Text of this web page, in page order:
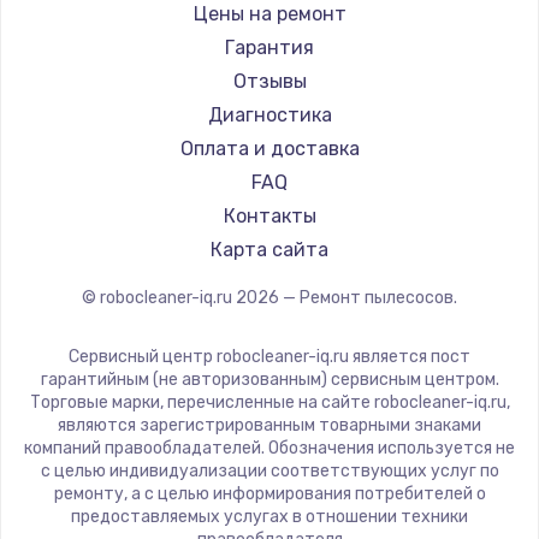
Заказать
Замена шим-контроллера
3900 руб.
Заказать
Настройка Wi-Fi
1040 руб.
Заказать
Ремонт петель крышки
1195 руб.
Заказать
Замена динамиков
1350 руб.
Ремонт пылесосов STIHL
Ремонт пылесосов Kirby
Atvel
Tineco
Tuvio
Clever clean
DEXP
Haier
Pioneer
Electrolux
Scarlett
Kyvol
Eigen
Honor
Qyron
Doffler
Цены на ремонт
Гарантия
Отзывы
Диагностика
Оплата и доставка
FAQ
Контакты
Карта сайта
© robocleaner-iq.ru 2026 — Ремонт пылесосов.
Сервисный центр robocleaner-iq.ru является пост
гарантийным (не авторизованным) сервисным центром.
Торговые марки, перечисленные на сайте robocleaner-iq.ru,
являются зарегистрированным товарными знаками
компаний правообладателей. Обозначения используется не
с целью индивидуализации соответствующих услуг по
ремонту, а с целью информирования потребителей о
предоставляемых услугах в отношении техники